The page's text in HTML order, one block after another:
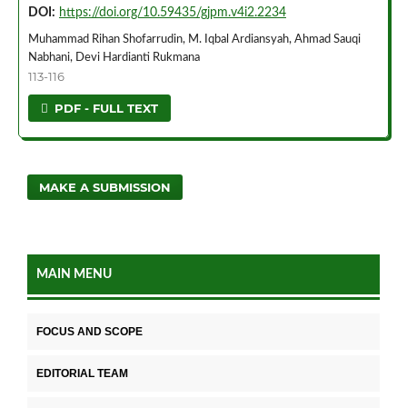
DOI: https://doi.org/10.59435/gjpm.v4i2.2234
Muhammad Rihan Shofarrudin, M. Iqbal Ardiansyah, Ahmad Sauqi
Nabhani, Devi Hardianti Rukmana
113-116
PDF - FULL TEXT
MAKE A SUBMISSION
MAIN MENU
FOCUS AND SCOPE
EDITORIAL TEAM